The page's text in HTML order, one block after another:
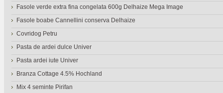
Fasole verde extra fina congelata 600g Delhaize Mega Image
Fasole boabe Cannellini conserva Delhaize
Covridog Petru
Pasta de ardei dulce Univer
Pasta ardei iute Univer
Branza Cottage 4.5% Hochland
Mix 4 seminte Pirifan